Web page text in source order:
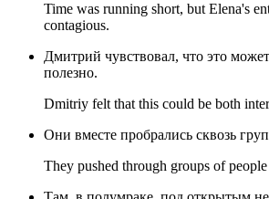
Time was running short, but Elena's
contagious.
Дмитрий чувствовал, что это
полезно.
Dmitriy felt that this could be both
Они вместе пробрались сквозь
They pushed through groups of